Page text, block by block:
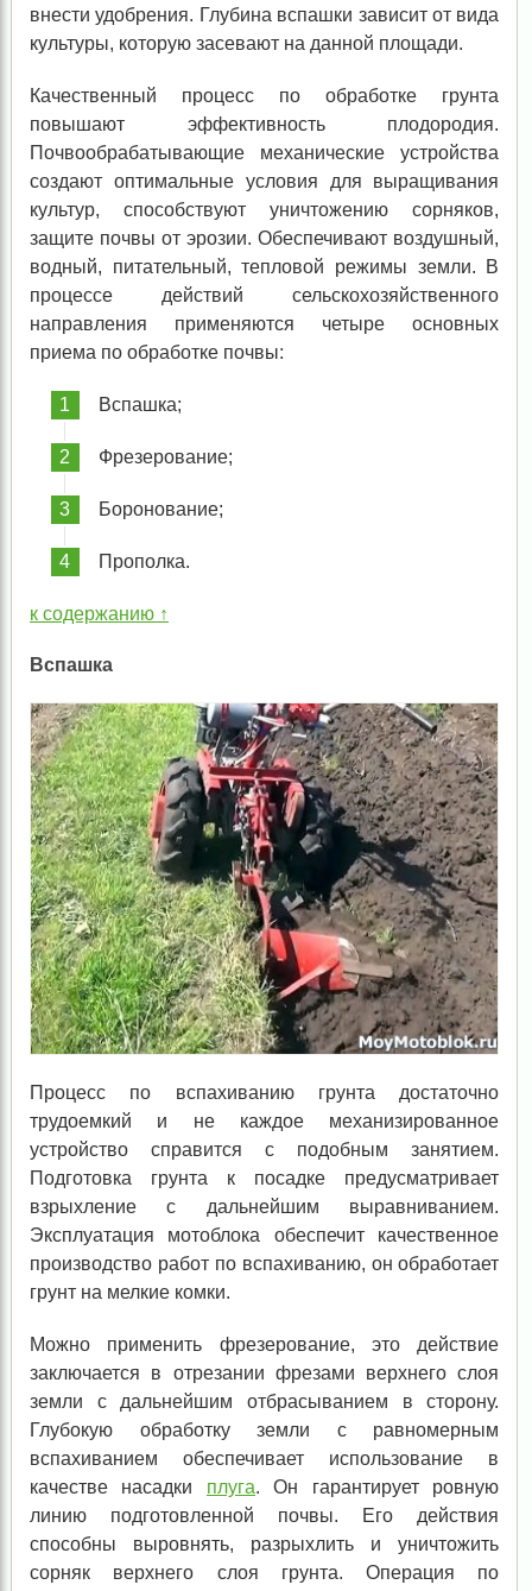
внести удобрения. Глубина вспашки зависит от вида
культуры, которую засевают на данной площади.
Качественный процесс по обработке грунта
повышают эффективность плодородия.
Почвообрабатывающие механические устройства
создают оптимальные условия для выращивания
культур, способствуют уничтожению сорняков,
защите почвы от эрозии. Обеспечивают воздушный,
водный, питательный, тепловой режимы земли. В
процессе действий сельскохозяйственного
направления применяются четыре основных
приема по обработке почвы:
Вспашка;
Фрезерование;
Боронование;
Прополка.
к содержанию ↑
Вспашка
Процесс по вспахиванию грунта достаточно
трудоемкий и не каждое механизированное
устройство справится с подобным занятием.
Подготовка грунта к посадке предусматривает
взрыхление с дальнейшим выравниванием.
Эксплуатация мотоблока обеспечит качественное
производство работ по вспахиванию, он обработает
грунт на мелкие комки.
Можно применить фрезерование, это действие
заключается в отрезании фрезами верхнего слоя
земли с дальнейшим отбрасыванием в сторону.
Глубокую обработку земли с равномерным
вспахиванием обеспечивает использование в
качестве насадки плуга. Он гарантирует ровную
линию подготовленной почвы. Его действия
способны выровнять, разрыхлить и уничтожить
сорняк верхнего слоя грунта. Операция по